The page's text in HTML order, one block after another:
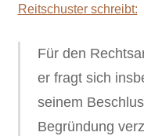
Reitschuster schreibt:
Für den
er fragt sich
seinem
Begründung